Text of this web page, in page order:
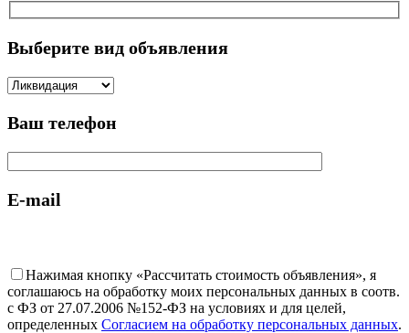
Выберите вид объявления
Ваш телефон
E-mail
Нажимая кнопку «Рассчитать стоимость объявления», я
соглашаюсь на обработку моих персональных данных в соотв.
с ФЗ от 27.07.2006 №152-ФЗ на условиях и для целей,
определенных Согласием на обработку персональных данных.